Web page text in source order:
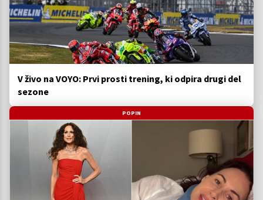
V živo na VOYO: Prvi prosti trening, ki odpira drugi del
sezone
POPIN